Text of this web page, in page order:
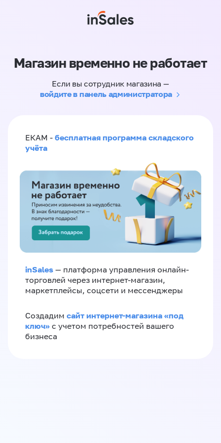
Магазин временно не работает
Если вы сотрудник магазина —
войдите в панель администратора
ЕКАМ - бесплатная программа складского
учёта
inSales — платформа управления онлайн-
торговлей через интернет-магазин,
маркетплейсы, соцсети и мессенджеры
Создадим сайт интернет-магазина «под
ключ» с учетом потребностей вашего
бизнеса